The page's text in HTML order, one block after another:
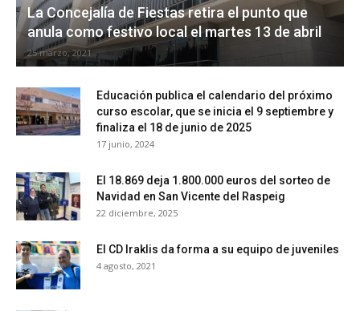
La Concejalía de Fiestas retira el punto que
anula como festivo local el martes 13 de abril
25 marzo, 2021
Educación publica el calendario del próximo
curso escolar, que se inicia el 9 septiembre y
finaliza el 18 de junio de 2025
17 junio, 2024
El 18.869 deja 1.800.000 euros del sorteo de
Navidad en San Vicente del Raspeig
22 diciembre, 2025
El CD Iraklis da forma a su equipo de juveniles
4 agosto, 2021